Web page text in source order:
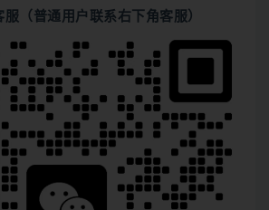
（普通用户联系右下角客服）